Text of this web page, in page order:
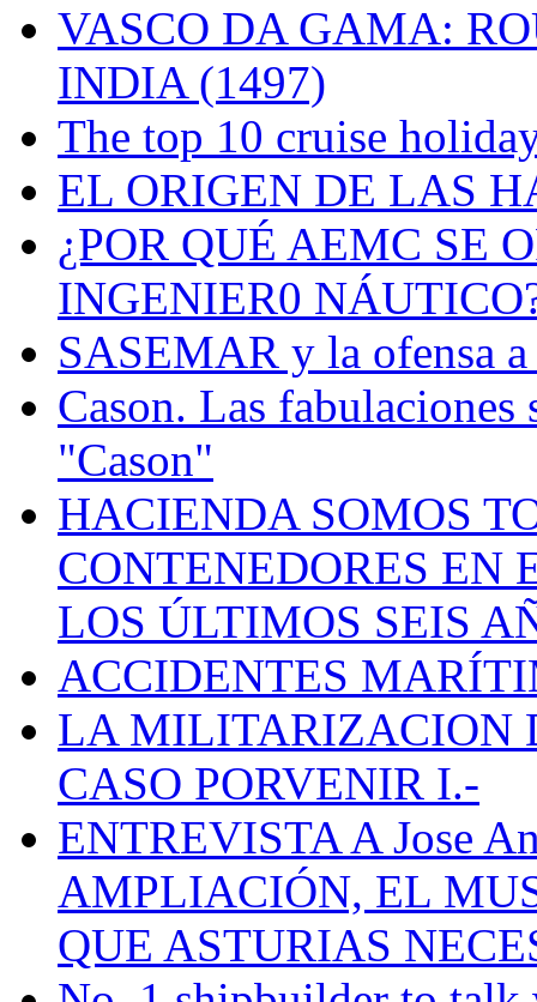
VASCO DA GAMA:
INDIA (1497)
The top 10 cruise
EL ORIGEN DE LAS
¿POR QUÉ AEMC SE
INGENIER0
SASEMAR y la ofensa a
Cason. Las fabulaciones
"Cason"
HACIENDA SOMOS
CONTENEDORES EN
LOS ÚLTIMOS SEIS
ACCIDENTES
LA MILITARIZACION
CASO PORVENIR I.-
ENTREVISTA A Jose
AMPLIACIÓN, EL
QUE ASTURIAS